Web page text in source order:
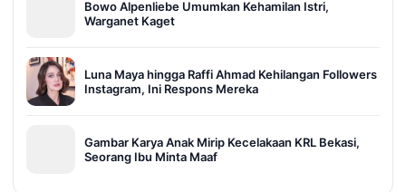
Bowo Alpenliebe Umumkan Kehamilan Istri,
Warganet Kaget
Luna Maya hingga Raffi Ahmad Kehilangan Followers
Instagram, Ini Respons Mereka
Gambar Karya Anak Mirip Kecelakaan KRL Bekasi,
Seorang Ibu Minta Maaf